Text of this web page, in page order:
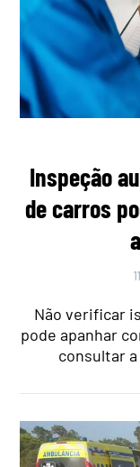
Inspeção
de carros
Não verificar
pode apanhar
consultar